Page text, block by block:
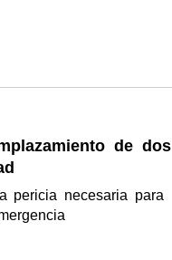
de dos
pericia necesaria para